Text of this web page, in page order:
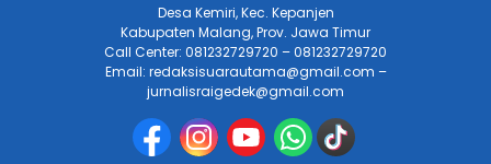
Desa Kemiri, Kec. Kepanjen
Kabupaten Malang, Prov. Jawa Timur
Call Center: 081232729720 – 081232729720
Email: redaksisuarautama@gmail.com –
jurnalisraigedek@gmail.com